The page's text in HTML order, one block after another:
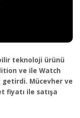
teknoloji ürünü
ve ile Watch
Mücevher ve
fiyatı ile satışa